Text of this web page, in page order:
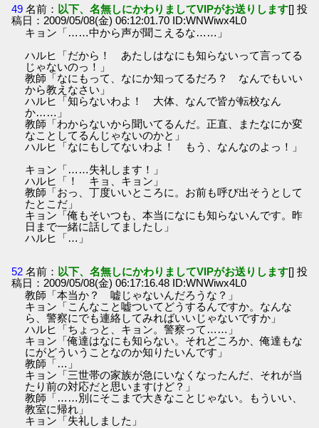
49 名前： 以下、名無しにかわりましてVIPがお送りします[] 投
稿日：2009/05/08(金) 06:12:01.70 ID:WNWiwx4L0
キョン「……中から声が聞こえるな……」
ハルヒ「だから！ あたしはなにも知らないって言ってる
じゃないのっ！」
教師「なにもって、なにか知ってるだろ？ なんでもいい
から教えなさい」
ハルヒ「知らないわよ！ 大体、なんで皆が転校なん
か……」
教師「わからないから聞いてるんだ。正直、またなにか変
なことしてるんじゃないのかと」
ハルヒ「なにもしてないわよ！ もう、なんなのよっ！」
キョン「……失礼します！」
ハルヒ「！ キョ、キョン」
教師「おっ、丁度いいところに。お前も呼び出そうとして
たとこだ」
キョン「俺もそいつも、本当になにも知らないんです。昨
日まで一緒に話してましたし」
ハルヒ「…」
52 名前： 以下、名無しにかわりましてVIPがお送りします[] 投
稿日：2009/05/08(金) 06:17:16.48 ID:WNWiwx4L0
教師「本当か？ 嘘じゃないんだろうな？」
キョン「こんなこと嘘ついてどうするんですか。なんな
ら、警察にでも連絡してみればいいじゃないですか」
ハルヒ「ちょっと、キョン。警察って……」
キョン「俺達はなにも知らない。それどころか、俺達もな
にがどういうことなのか知りたいんです」
教師「…」
キョン「三世帯の家族が急にいなくなったんだ、それが当
たり前の対応だと思いますけど？」
教師「……別にそこまで大きなことじゃない。もういい、
教室に帰れ」
キョン「失礼しました」